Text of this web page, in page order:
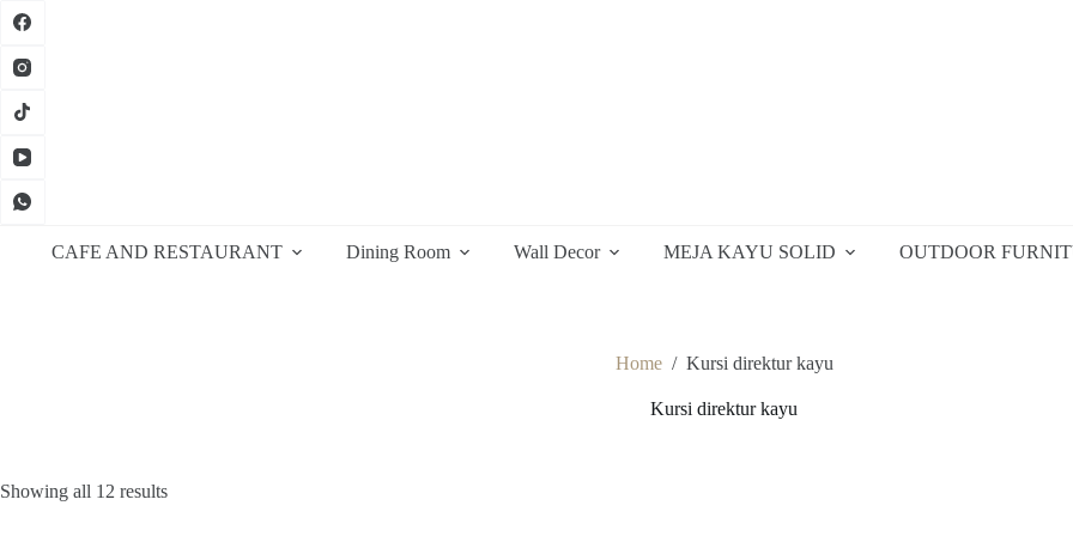
Skip
CAFE AND RESTAURANT Dining Room Wall Decor MEJA KAYU SOLID OUTDOOR
Home / Kursi direktur kayu
Kursi direktur kayu
Showing all 12 resultsSorted